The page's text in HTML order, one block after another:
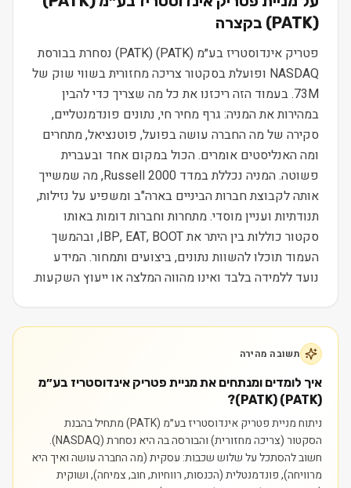
(
PATK) בקצרה
פטריק אינדוסטריז בע״מ (PATK) (PATK) נסחרת בבורסת
NASDAQ ופועלת בסקטור צריכה מחזורית בשווי שוק של
73M. בעמוד הזה ריכזנו את כל מה שצריך כדי להבין
במהירות את המניה: גרף מחיר חי, נתונים פונדמנטליים,
סקירה של מה החברה עושה בפועל, פוטנציאל, מתחרים
ומה האנליסטים אומרים. הכול במקום אחד ובעברית
פשוטה. המניה נכללת במדד Russell 2000, מה שמשייך
אותה לקבוצת חברות הביניים בארה"ב ומשפיע על נזילות,
תנודתיות ועניין מוסדי. מתחרות וחברות דומות באותו
סקטור כוללות בין היתר את IBP, EAT, BOOT, ובהמשך
העמוד תוכלו להשוות נתונים, ביצועים ותמחור. המידע
נועד ללמידה בלבד ואינו מהווה המלצה או ייעוץ השקעות.
תשובה מהירה
איך לומדים ומנתחים את מניית פטריק אינדוסטריז בע״מ
(PATK) (PATK)?
ניתוח מניית פטריק אינדוסטריז בע״מ (PATK) מתחיל בהבנת
הסקטור (צריכה מחזורית) והבורסה בה היא נסחרת (NASDAQ).
חשוב להסתכל על שלוש שכבות: עסקית (מה החברה עושה ואיך היא
מרוויחה), פונדמנטלית (הכנסות, רווחיות, חוב, צמיחה), ושוקית